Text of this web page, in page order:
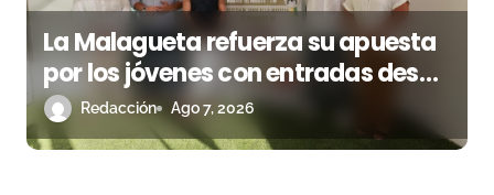
e
n
t
La Malagueta refuerza su apuesta
por los jóvenes con entradas desde
un euro
Redacción Ago 7, 2026